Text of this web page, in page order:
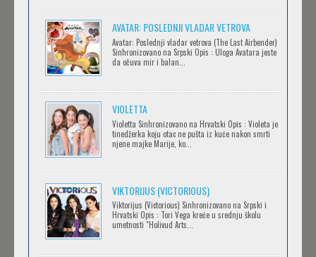
AVANTURE KIDA OPASNOST
Feb 12 2023 |Gledaj »
IPAK SE OKREĆE (GALILEO: EPPUR SI MUOVE)
OBLUTAK
SERVAMP
Feb 12 2023 |
AVATAR: POSLEDNJI VLADAR VETROVA
Avatar: Poslednji vladar vetrova (The Last Airbender)
Sinhronizovano na Srpski Opis : Uloga Avatara jeste
da očuva mir i balan...
VIOLETTA
Violetta Sinhronizovano na Hrvatski Opis : Violeta je
tinedžerka koju otac ne pušta iz kuće nakon smrti
njene majke Marije, ko...
VIKTORIJUS (VICTORIOUS)
Viktorijus (Victorious) Sinhronizovano na Srpski i
Hrvatski Opis : Tori Vega kreće u srednju školu
umetnosti "Holivud Arts...